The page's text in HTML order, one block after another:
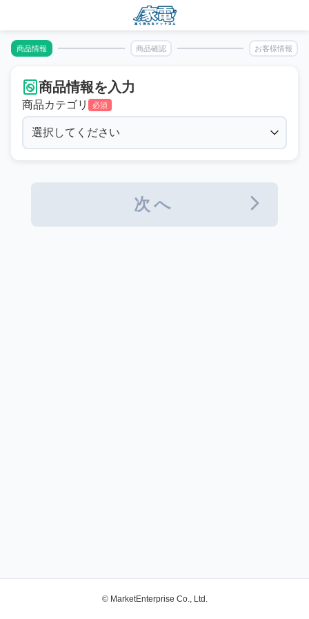
商品情報 商品確認 お客様情報
商品情報を入力
商品カテゴリ 必須
次へ
© MarketEnterprise Co., Ltd.